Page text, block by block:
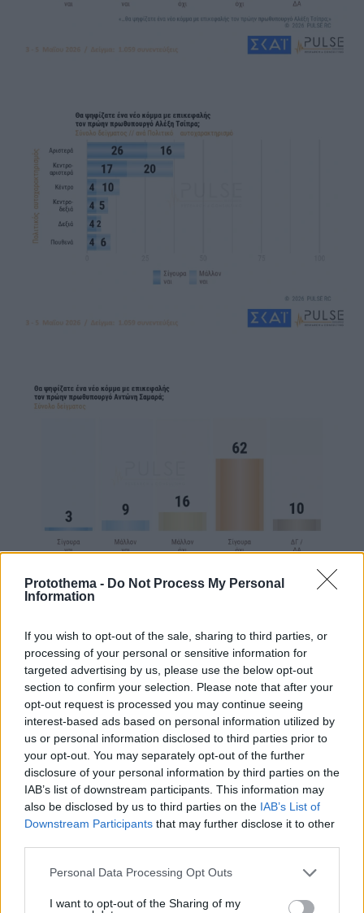
Protothema - Do Not Process My Personal
Information
If you wish to opt-out of the sale, sharing to third parties, or
processing of your personal or sensitive information for
targeted advertising by us, please use the below opt-out
section to confirm your selection. Please note that after your
opt-out request is processed you may continue seeing
interest-based ads based on personal information utilized by
us or personal information disclosed to third parties prior to
your opt-out. You may separately opt-out of the further
disclosure of your personal information by third parties on the
IAB’s list of downstream participants. This information may
also be disclosed by us to third parties on the IAB’s List of
Downstream Participants that may further disclose it to other
Please note that this website/app uses one or more Google
not limited to your visit or usage behaviour. You may click to
Personal Data Processing Opt Outs
I want to opt-out of the Sharing of my